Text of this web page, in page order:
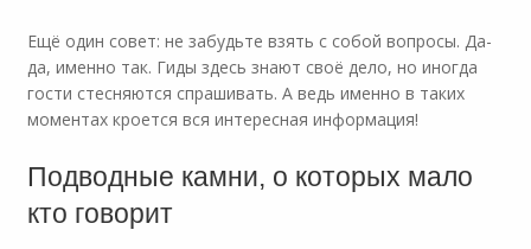
Ещё один совет: не забудьте взять с собой вопросы. Да-
да, именно так. Гиды здесь знают своё дело, но иногда
гости стесняются спрашивать. А ведь именно в таких
моментах кроется вся интересная информация!
Подводные камни, о которых мало
кто говорит